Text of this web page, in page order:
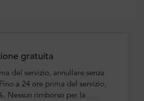
gratuita
del servizio, annullare senza
a 24 ore prima del servizio,
Nessun rimborso per la